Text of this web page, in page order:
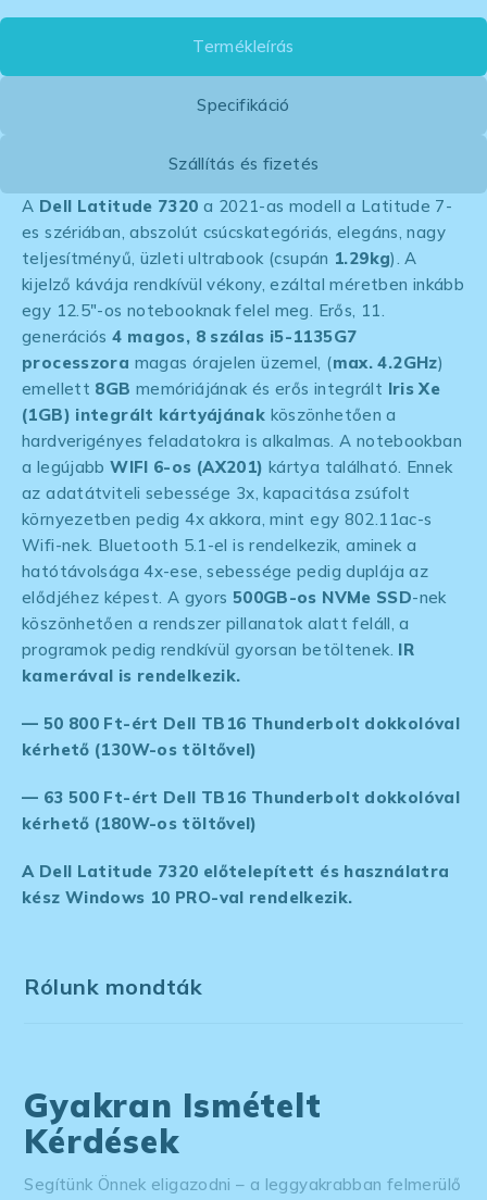
Termékleírás
Specifikáció
Szállítás és fizetés
A Dell Latitude 7320 a 2021-as modell a Latitude 7-
es szériában, abszolút csúcskategóriás, elegáns, nagy
teljesítményű, üzleti ultrabook (csupán 1.29kg). A
kijelző kávája rendkívül vékony, ezáltal méretben inkább
egy 12.5″-os notebooknak felel meg. Erős, 11.
generációs4 magos, 8 szálas i5-1135G7
processzora magas órajelen üzemel, (max. 4.2GHz)
emellett 8GB memóriájának és erős integrált Iris Xe
(1GB) integrált kártyájának köszönhetően a
hardverigényes feladatokra is alkalmas. A notebookban
a legújabbWIFI 6-os (AX201) kártya található. Ennek
az adatátviteli sebessége 3x, kapacitása zsúfolt
környezetben pedig 4x akkora, mint egy 802.11ac-s
Wifi-nek. Bluetooth 5.1-el is rendelkezik, aminek a
hatótávolsága 4x-ese, sebessége pedig duplája az
elődjéhez képest. A gyors 500GB-os NVMe SSD-nek
köszönhetően a rendszer pillanatok alatt feláll, a
programok pedig rendkívül gyorsan betöltenek. IR
kamerával is rendelkezik.
— 50 800 Ft-ért Dell TB16 Thunderbolt dokkolóval
kérhető (130W-os töltővel)
— 63 500 Ft-ért Dell TB16 Thunderbolt dokkolóval
kérhető (180W-os töltővel)
A Dell Latitude 7320 előtelepített és használatra
kész Windows 10 PRO-val rendelkezik.
Rólunk mondták
Gyakran Ismételt
Kérdések
Segítünk Önnek eligazodni – a leggyakrabban felmerülő